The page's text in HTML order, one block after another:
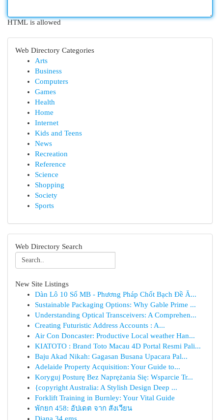
HTML is allowed
Web Directory Categories
Arts
Business
Computers
Games
Health
Home
Internet
Kids and Teens
News
Recreation
Reference
Science
Shopping
Society
Sports
Web Directory Search
New Site Listings
Dàn Lô 10 Số MB - Phương Pháp Chốt Bạch Đề Ă...
Sustainable Packaging Options: Why Gable Prime ...
Understanding Optical Transceivers: A Comprehen...
Creating Futuristic Address Accounts : A...
Air Con Doncaster: Productive Local weather Han...
KIATOTO : Brand Toto Macau 4D Portal Resmi Pali...
Baju Akad Nikah: Gagasan Busana Upacara Pal...
Adelaide Property Acquisition: Your Guide to...
Koryguj Posturę Bez Naprężania Się: Wsparcie Tr...
{copyright Australia: A Stylish Design Deep ...
Forklift Training in Burnley: Your Vital Guide
พักยก 458: อัปเดต จาก สังเวียน